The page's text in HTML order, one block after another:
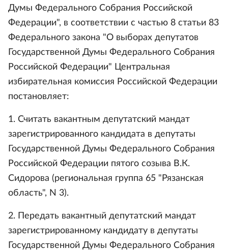
Думы Федерального Собрания Российской
Федерации", в соответствии с частью 8 статьи 83
Федерального закона "О выборах депутатов
Государственной Думы Федерального Собрания
Российской Федерации" Центральная
избирательная комиссия Российской Федерации
постановляет:
1. Считать вакантным депутатский мандат
зарегистрированного кандидата в депутаты
Государственной Думы Федерального Собрания
Российской Федерации пятого созыва В.К.
Сидорова (региональная группа 65 "Рязанская
область", N 3).
2. Передать вакантный депутатский мандат
зарегистрированному кандидату в депутаты
Государственной Думы Федерального Собрания